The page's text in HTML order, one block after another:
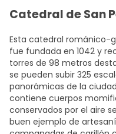
Catedral de San
Esta catedral románico-
fue fundada en 1042 y
torres de 98 metros
se pueden subir 325
panorámicas de la
contiene cuerpos
conservados por el aire
buen ejemplo de